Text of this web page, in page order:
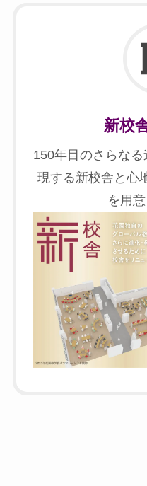
新校
150年目のさらな
現する新校舎と心
を用意